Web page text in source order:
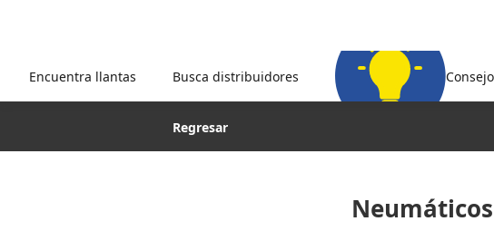
Encuentra llantas Busca distribuidores
Regresar